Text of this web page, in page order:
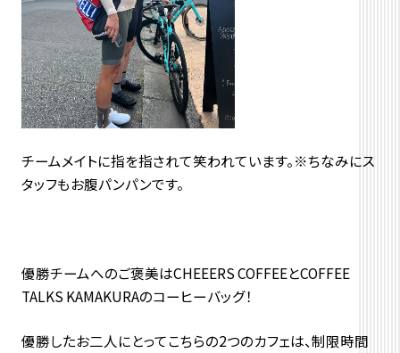
チームメイトに指を指されて笑われています。※ちなみにス
タッフもお腹パンパンです。
優勝チームへのご褒美はCHEEERS COFFEEとCOFFEE
TALKS KAMAKURAのコーヒーバッグ！
優勝したお二人にとってこちらの2つのカフェは、制限時間